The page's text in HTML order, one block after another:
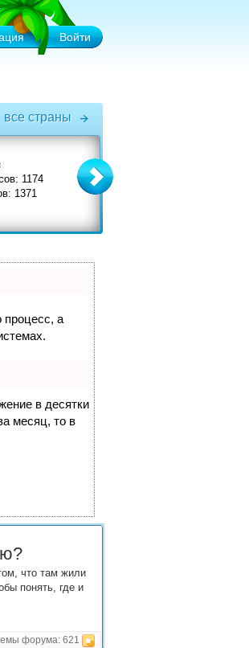
Войти
все страны
Италия
вопросов: 3575
ответов: 3908
процесс, а
в десятки
месяц, то в
что там жили
понять, где и
форума: 621